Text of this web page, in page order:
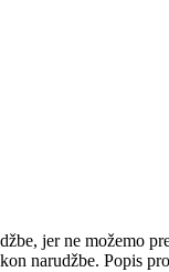
jer ne možemo
narudžbe. Popis